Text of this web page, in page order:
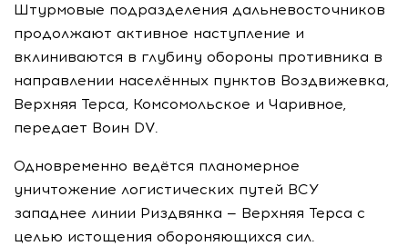
Штурмовые подразделения дальневосточников
продолжают активное наступление и
вклиниваются в глубину обороны противника в
направлении населённых пунктов Воздвижевка,
Верхняя Терса, Комсомольское и Чаривное,
передает Воин DV.
Одновременно ведётся планомерное
уничтожение логистических путей ВСУ
западнее линии Риздвянка — Верхняя Терса с
целью истощения обороняющихся сил.